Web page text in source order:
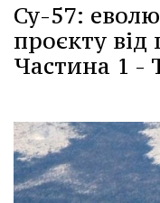
Су-57:
проєкту від
Частина 1 -